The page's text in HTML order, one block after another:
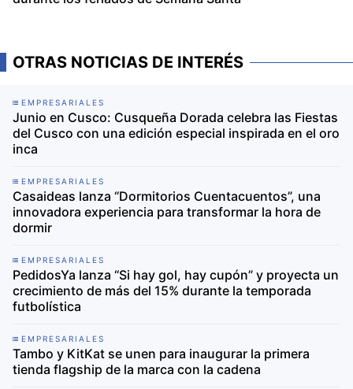
OTRAS NOTICIAS DE INTERÉS
EMPRESARIALES
Junio en Cusco: Cusqueña Dorada celebra las Fiestas
del Cusco con una edición especial inspirada en el oro
inca
EMPRESARIALES
Casaideas lanza “Dormitorios Cuentacuentos”, una
innovadora experiencia para transformar la hora de
dormir
EMPRESARIALES
PedidosYa lanza “Si hay gol, hay cupón” y proyecta un
crecimiento de más del 15% durante la temporada
futbolística
EMPRESARIALES
Tambo y KitKat se unen para inaugurar la primera
tienda flagship de la marca con la cadena